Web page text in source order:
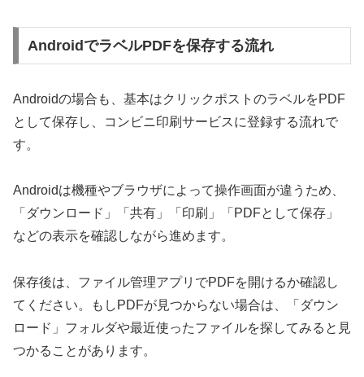
AndroidでラベルPDFを保存する流れ
Androidの場合も、基本はクリックポストのラベルをPDF
として保存し、コンビニ印刷サービスに登録する流れで
す。
Androidは機種やブラウザによって操作画面が違うため、
「ダウンロード」「共有」「印刷」「PDFとして保存」
などの表示を確認しながら進めます。
保存後は、ファイル管理アプリでPDFを開けるか確認し
てください。もしPDFが見つからない場合は、「ダウン
ロード」フォルダや最近使ったファイルを探してみると見
つかることがあります。